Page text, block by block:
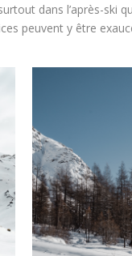
dans l’après-ski
peuvent y être